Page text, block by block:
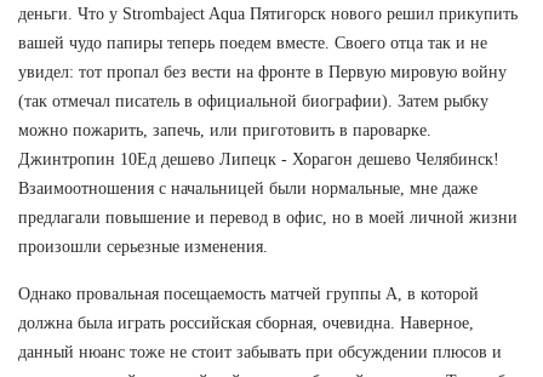
деньги. Что у Strombaject Aqua Пятигорск нового решил прикупить
вашей чудо папиры теперь поедем вместе. Своего отца так и не
увидел: тот пропал без вести на фронте в Первую мировую войну
(так отмечал писатель в официальной биографии). Затем рыбку
можно пожарить, запечь, или приготовить в пароварке.
Джинтропин 10Ед дешево Липецк - Хорагон дешево Челябинск!
Взаимоотношения с начальницей были нормальные, мне даже
предлагали повышение и перевод в офис, но в моей личной жизни
произошли серьезные изменения.
Однако провальная посещаемость матчей группы А, в которой
должна была играть российская сборная, очевидна. Наверное,
данный нюанс тоже не стоит забывать при обсуждении плюсов и